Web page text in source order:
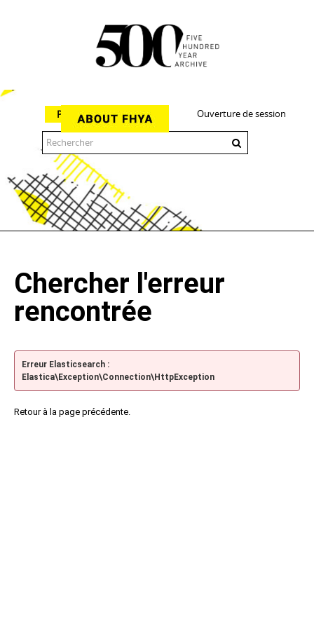
Ouverture de session
Parcourir
Chercher l'erreur
rencontrée
Erreur Elasticsearch :
Elastica\Exception\Connection\HttpException
Retour à la page précédente.